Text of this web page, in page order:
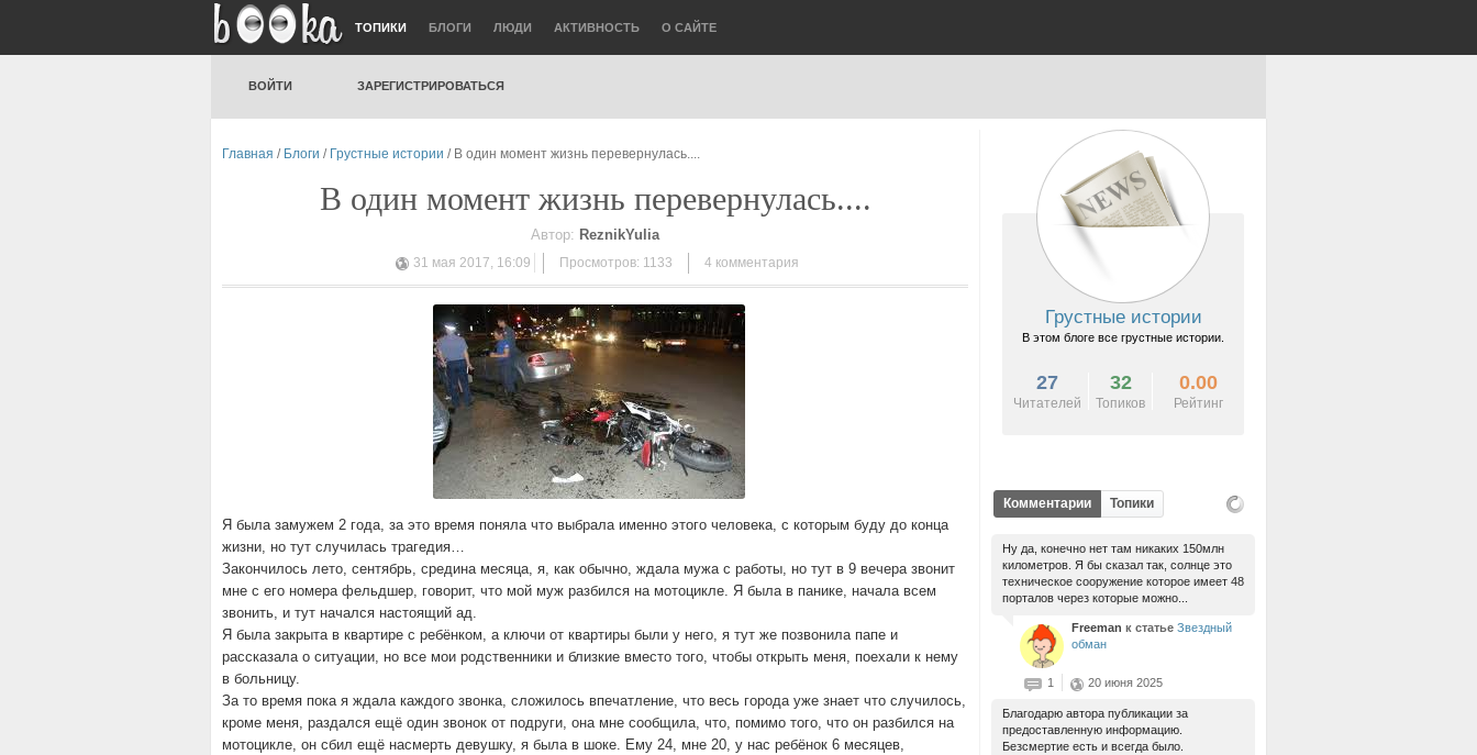
ТОПИКИ БЛОГИ ЛЮДИ АКТИВНОСТЬ О САЙТЕ
ВОЙТИ ЗАРЕГИСТРИРОВАТЬСЯ
Главная / Блоги / Грустные истории / В один момент жизнь перевернулась....
В один момент жизнь перевернулась....
Автор: ReznikYulia
31 мая 2017, 16:09 Просмотров: 1133 4 комментария
Я была замужем 2 года, за это время поняла что выбрала именно этого человека, с которым буду до конца
жизни, но тут случилась трагедия…
Закончилось лето, сентябрь, средина месяца, я, как обычно, ждала мужа с работы, но тут в 9 вечера звонит
мне с его номера фельдшер, говорит, что мой муж разбился на мотоцикле. Я была в панике, начала всем
звонить, и тут начался настоящий ад.
Я была закрыта в квартире с ребёнком, а ключи от квартиры были у него, я тут же позвонила папе и
рассказала о ситуации, но все мои родственники и близкие вместо того, чтобы открыть меня, поехали к нему
в больницу.
За то время пока я ждала каждого звонка, сложилось впечатление, что весь города уже знает что случилось,
кроме меня, раздался ещё один звонок от подруги, она мне сообщила, что, помимо того, что он разбился на
мотоцикле, он сбил ещё насмерть девушку, я была в шоке. Ему 24, мне 20, у нас ребёнок 6 месяцев,
Грустные истории
В этом блоге все грустные истории.
27
Читателей
32
Топиков
0.00
Рейтинг
Комментарии Топики
Ну да, конечно нет там никаких 150млн
километров. Я бы сказал так, солнце это
техническое сооружение которое имеет 48
порталов через которые можно...
Freeman к статье Звездный
обман
1 20 июня 2025
Благодарю автора публикации за
предоставленную информацию.
Безсмертие есть и всегда было.